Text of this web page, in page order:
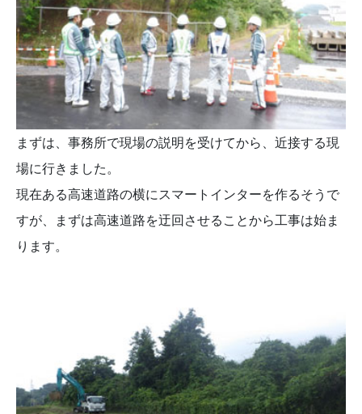
まずは、事務所で現場の説明を受けてから、近接する現
場に行きました。
現在ある高速道路の横にスマートインターを作るそうで
すが、まずは高速道路を迂回させることから工事は始ま
ります。